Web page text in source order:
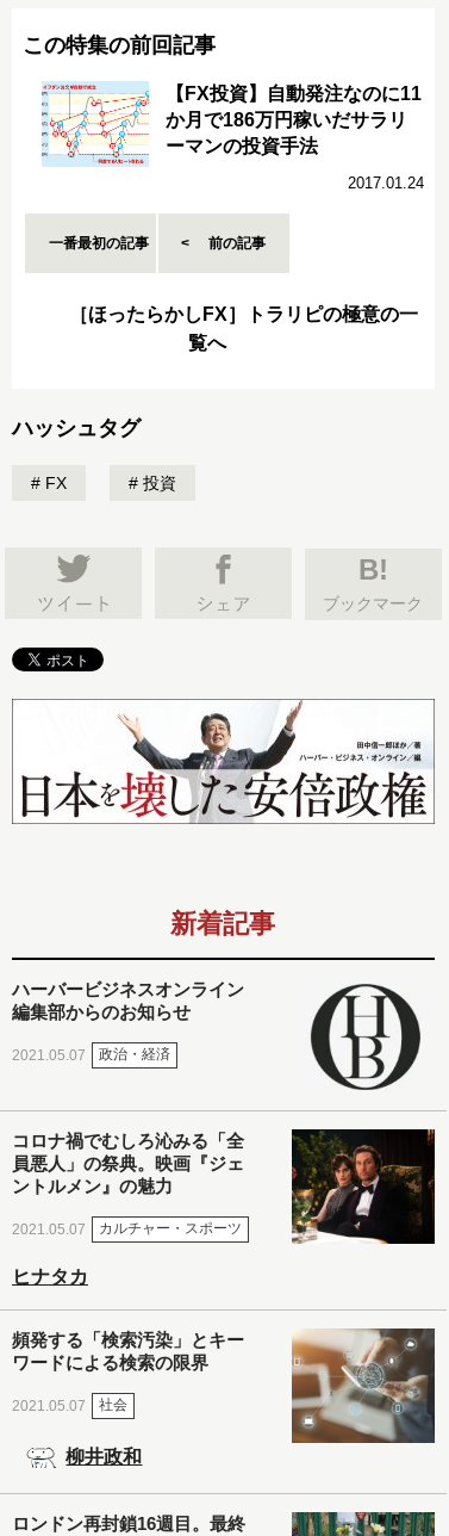
この特集の前回記事
【FX投資】自動発注なのに11
か月で186万円稼いだサラリ
ーマンの投資手法
2017.01.24
一番最初の記事 前の記事
［ほったらかしFX］トラリピの極意の一
覧へ
ハッシュタグ
FX 投資
B!
ブックマーク
新着記事
ハーバービジネスオンライン
編集部からのお知らせ
2021.05.07 政治・経済
コロナ禍でむしろ沁みる「全
員悪人」の祭典。映画『ジェ
ントルメン』の魅力
2021.05.07 カルチャー・スポーツ
ヒナタカ
頻発する「検索汚染」とキー
ワードによる検索の限界
2021.05.07 社会
柳井政和
ロンドン再封鎖16週目。最終